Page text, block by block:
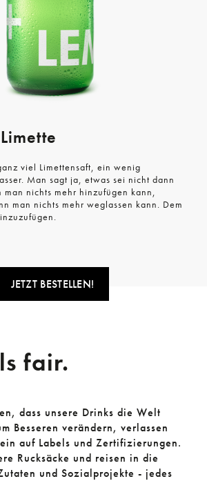
viel Limettensaft, ein wenig
Man sagt ja, etwas sei nicht dann
nichts mehr hinzufügen kann,
man nichts mehr weglassen kann. Dem
JETZT BESTELLEN!
fair.
dass unsere Drinks die Welt
Besseren verändern, verlassen
auf Labels und Zertifizierungen.
Rucksäcke und reisen in die
und Sozialprojekte - jedes